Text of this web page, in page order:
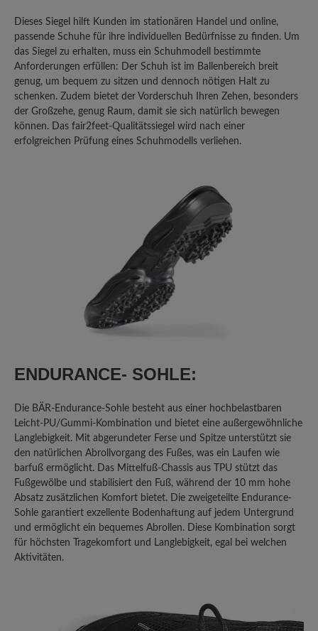
Geben Sie eine Bewertung
Teilen Sie Ihre Erfahrungen mit dem
Produkt mit anderen Kunden.
Schreiben Sie eine Bewertung
-10von 22
Review with rating of 3 out of 5 stars
Fast perfekter Allrounder
Ich habe mehrere High Performance
Obermaterial, als auch mit Leder-
Oberteil; allen gemeinsam ist die
rutschige Sohle. Im Winter auf Eis -
keine Chance! Was eine echte
Gummisohle noch an Haftung hat, fehlt
hier vollends! Ich habe im Auto -
austattungsbedingt - eine
Metallpedalerie; auch hier ist mit dem
Sohlenmix, wenn er denn einmal feucht
werden sollte, Vorsicht geboten! Da
gibt's kein Halten! ich hatte mir sogar
von einem "Mister-Minute-Shop" in
ging's.. Schade, eigentlich... denn sonst
sind die Schuhe von Bär wirklich gut
Dieses Siegel hilft Kunden im stationären Handel und online,
passende Schuhe für ihre individuellen Bedürfnisse zu finden. Um
das Siegel zu erhalten, muss ein Schuhmodell bestimmte
Anforderungen erfüllen: Der Schuh ist im Ballenbereich breit
genug, um bequem zu sitzen und dennoch nötigen Halt zu
schenken. Zudem bietet der Vorderschuh Ihren Zehen, besonders
der Großzehe, genug Raum, damit sie sich natürlich bewegen
können. Das fair2feet-Qualitätssiegel wird nach einer
erfolgreichen Prüfung eines Schuhmodells verliehen.
ENDURANCE- SOHLE:
Die BÄR-Endurance-Sohle besteht aus einer hochbelastbaren
Leicht-PU/Gummi-Kombination und bietet eine außergewöhnliche
Langlebigkeit. Mit abgerundeter Ferse und Spitze unterstützt sie
den natürlichen Abrollvorgang des Fußes, was ein Laufen wie
barfuß ermöglicht. Das Mittelfuß-Chassis aus TPU stützt das
Fußgewölbe und stabilisiert den Fuß, während der 10 mm hohe
Absatz zusätzlichen Komfort bietet. Die zweigeteilte Endurance-
Sohle garantiert exzellente Bodenhaftung auf jedem Untergrund
und ermöglicht ein bequemes Abrollen. Diese Kombination sorgt
für höchsten Tragekomfort und Langlebigkeit, egal bei welchen
Aktivitäten.